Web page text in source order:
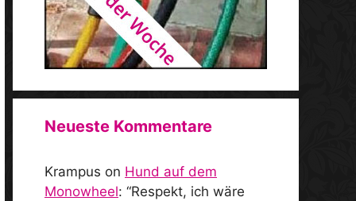
Neueste Kommentare
Krampus on Hund auf dem
Monowheel: “Respekt, ich wäre